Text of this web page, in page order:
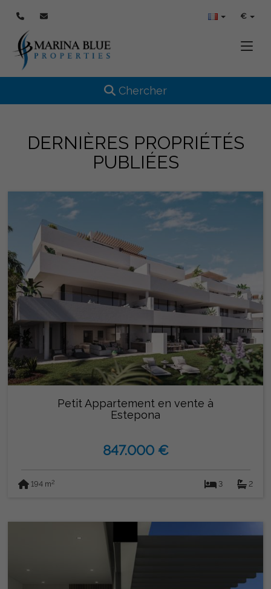
€
Toggle navigation
Chercher
DERNIÈRES PROPRIÉTÉS
PUBLIÉES
Petit Appartement en vente à
Estepona
847.000 €
194 m2 3 2